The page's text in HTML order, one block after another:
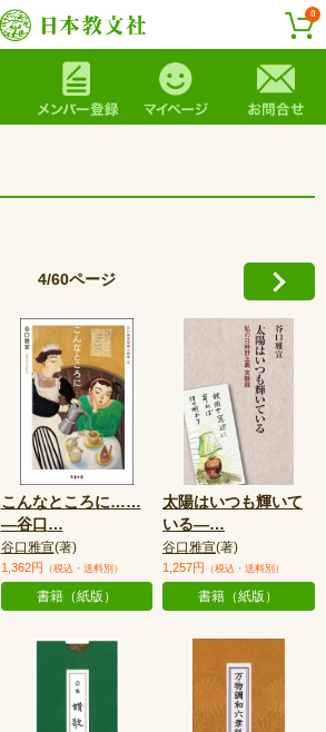
0
4/60ページ
こんなところに……
—谷口…
谷口雅宣(著)
1,362円 （税込・送料別）
書籍（紙版）
太陽はいつも輝いて
いる—…
谷口雅宣(著)
1,257円 （税込・送料別）
書籍（紙版）